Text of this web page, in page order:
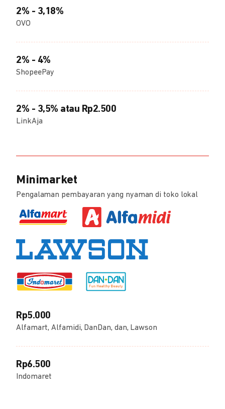
2% - 3,18%
OVO
2% - 4%
ShopeePay
2% - 3,5% atau Rp2.500
LinkAja
Minimarket
Pengalaman pembayaran yang nyaman di toko lokal
Rp5.000
Alfamart, Alfamidi, DanDan, dan, Lawson
Rp6.500
Indomaret